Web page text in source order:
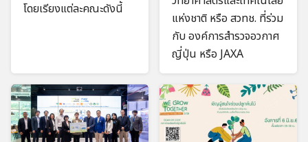
โดยเรียงแต่ละคณะดังนี้
แห่งชาติ หรือ สวทช. ที่ร่วม
กับ องค์การสำรวจอวกาศ
ญี่ปุ่น หรือ JAXA